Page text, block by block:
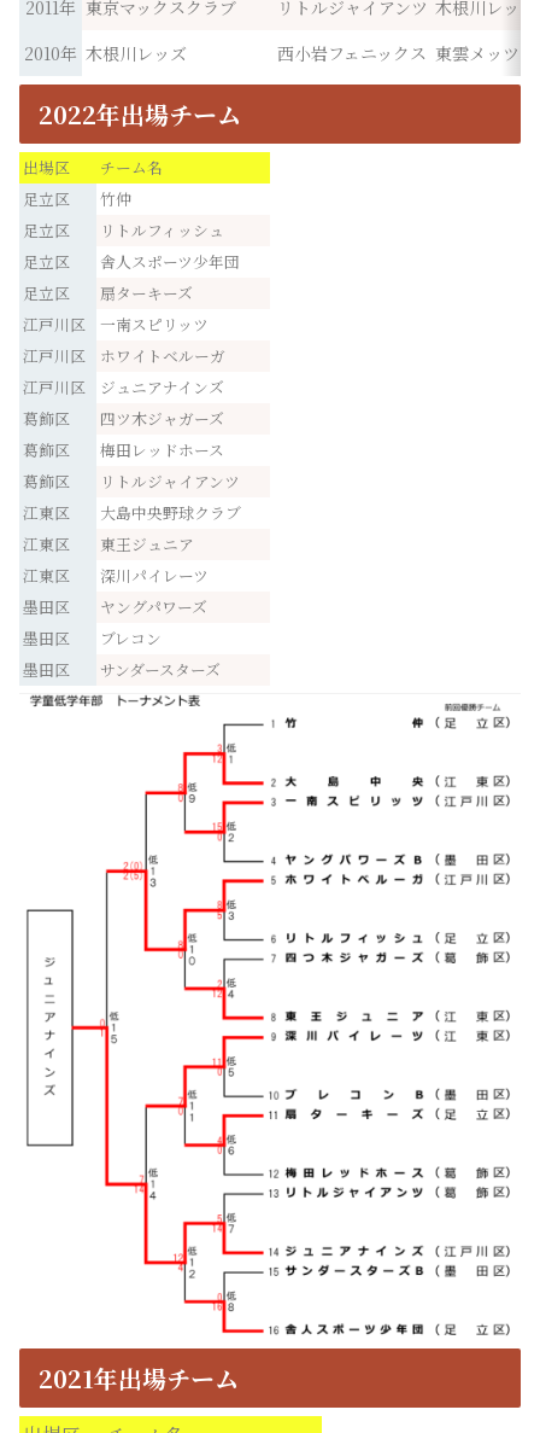
2011年 東京マックスクラブ リトルジャイアンツ 木根川レッズ
2010年 木根川レッズ 西小岩フェニックス 東雲メッツ
2022年出場チーム
出場区
チーム名
足立区
竹仲
足立区
リトルフィッシュ
足立区
舎人スポーツ少年団
足立区
扇ターキーズ
江戸川区
一南スピリッツ
江戸川区
ホワイトベルーガ
江戸川区
ジュニアナインズ
葛飾区
四ツ木ジャガーズ
葛飾区
梅田レッドホース
葛飾区
リトルジャイアンツ
江東区
大島中央野球クラブ
江東区
東王ジュニア
江東区
深川パイレーツ
墨田区
ヤングパワーズ
墨田区
ブレコン
墨田区
サンダースターズ
2021年出場チーム